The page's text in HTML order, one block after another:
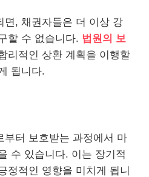
면, 채권자들은 더 이상 강
할 수 없습니다. 법원의 보
리적인 상환 계획을 이행할
됩니다.
부터 보호받는 과정에서 마
수 있습니다. 이는 장기적
정적인 영향을 미치게 됩니